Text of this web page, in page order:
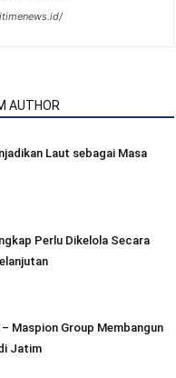
AUTHOR
Laut sebagai Masa
Perlu Dikelola Secara
Maspion Group Membangun
Jatim